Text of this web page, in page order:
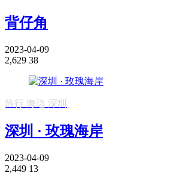
背仔角
2023-04-09
2,629 38
旅行 海边 深圳
深圳 · 玫瑰海岸
2023-04-09
2,449 13